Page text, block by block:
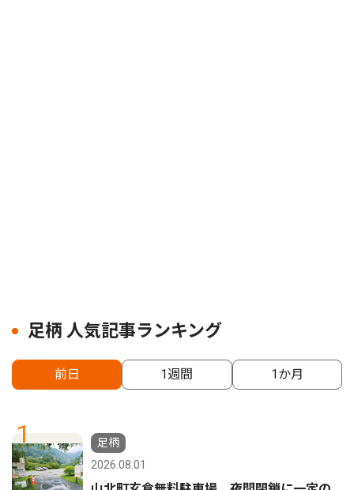
足柄 人気記事ランキング
前日 1週間 1か月
1
足柄
2026.08.01